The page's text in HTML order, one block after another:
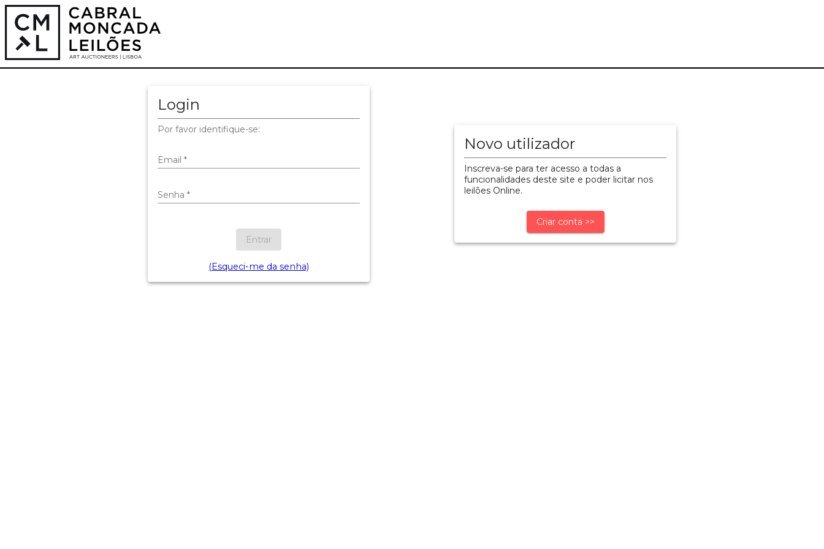
Login
Por favor identifique-se:
Email *
Senha *
Entrar
(Esqueci-me da senha)
Novo utilizador
Inscreva-se para ter acesso a todas a
funcionalidades deste site e poder licitar nos
leilões Online.
Criar conta >>